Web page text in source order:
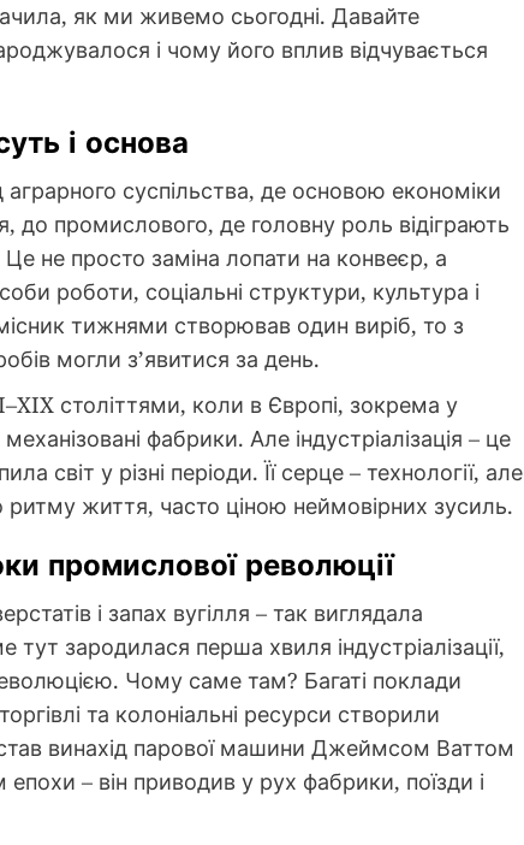
як ми живемо сьогодні. Давайте
і чому його вплив відчувається
і основа
аграрного суспільства, де основою економіки
до промислового, де головну роль відіграють
не просто заміна лопати на конвеєр, а
роботи, соціальні структури, культура і
тижнями створював один виріб, то з
могли з’явитися за день.
століттями, коли в Європі, зокрема у
фабрики. Але індустріалізація – це
світ у різні періоди. Її серце – технології, але
життя, часто ціною неймовірних зусиль.
промислової революції
і запах вугілля – так виглядала
зародилася перша хвиля індустріалізації,
Чому саме там? Багаті поклади
та колоніальні ресурси створили
винахід парової машини Джеймсом Ваттом
– він приводив у рух фабрики, поїзди і